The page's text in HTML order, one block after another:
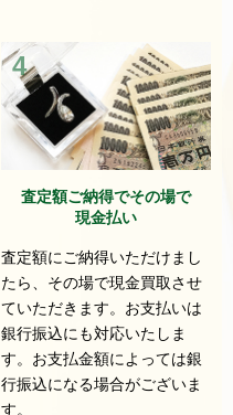
4
査定額ご納得でその場で
現金払い
査定額にご納得いただけまし
たら、その場で現金買取させ
ていただきます。お支払いは
銀行振込にも対応いたしま
す。お支払金額によっては銀
行振込になる場合がございま
す。